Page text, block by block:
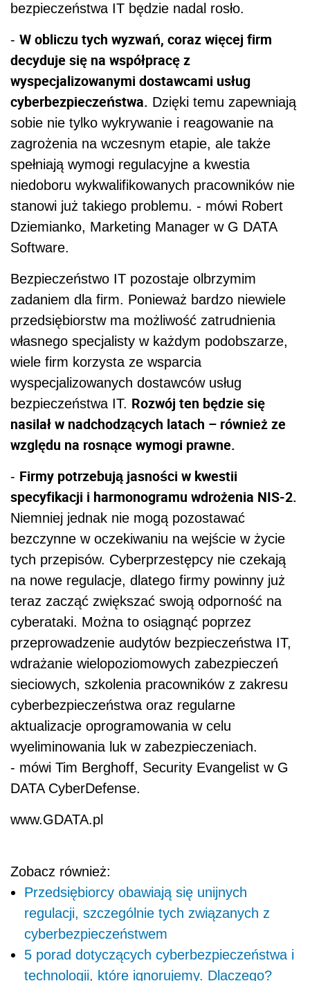
bezpieczeństwa IT będzie nadal rosło.
- W obliczu tych wyzwań, coraz więcej firm
decyduje się na współpracę z
wyspecjalizowanymi dostawcami usług
cyberbezpieczeństwa. Dzięki temu zapewniają
sobie nie tylko wykrywanie i reagowanie na
zagrożenia na wczesnym etapie, ale także
spełniają wymogi regulacyjne a kwestia
niedoboru wykwalifikowanych pracowników nie
stanowi już takiego problemu. - mówi Robert
Dziemianko, Marketing Manager w G DATA
Software.
Bezpieczeństwo IT pozostaje olbrzymim
zadaniem dla firm. Ponieważ bardzo niewiele
przedsiębiorstw ma możliwość zatrudnienia
własnego specjalisty w każdym podobszarze,
wiele firm korzysta ze wsparcia
wyspecjalizowanych dostawców usług
bezpieczeństwa IT. Rozwój ten będzie się
nasilał w nadchodzących latach – również ze
względu na rosnące wymogi prawne.
- Firmy potrzebują jasności w kwestii
specyfikacji i harmonogramu wdrożenia NIS-2.
Niemniej jednak nie mogą pozostawać
bezczynne w oczekiwaniu na wejście w życie
tych przepisów. Cyberprzestępcy nie czekają
na nowe regulacje, dlatego firmy powinny już
teraz zacząć zwiększać swoją odporność na
cyberataki. Można to osiągnąć poprzez
przeprowadzenie audytów bezpieczeństwa IT,
wdrażanie wielopoziomowych zabezpieczeń
sieciowych, szkolenia pracowników z zakresu
cyberbezpieczeństwa oraz regularne
aktualizacje oprogramowania w celu
wyeliminowania luk w zabezpieczeniach.
- mówi Tim Berghoff, Security Evangelist w G
DATA CyberDefense.
www.GDATA.pl
Zobacz również:
Przedsiębiorcy obawiają się unijnych
regulacji, szczególnie tych związanych z
cyberbezpieczeństwem
5 porad dotyczących cyberbezpieczeństwa i
technologii, które ignorujemy. Dlaczego?